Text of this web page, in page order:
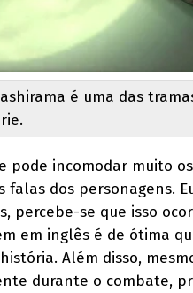
é uma das
pode incomodar muito
dos personagens.
percebe-se que isso
em inglês é de ótima
Além disso,
durante o combate,